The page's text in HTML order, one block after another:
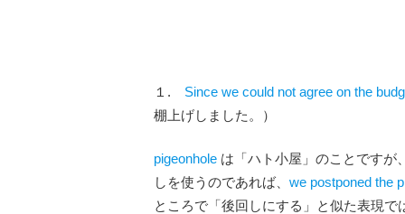
１. Since we could not agree on the
棚上げしました。）
pigeonholeは「ハト小屋」のことですが
しを使うのであれば、 we postponed the
ところで「後回しにする」と似た表現で